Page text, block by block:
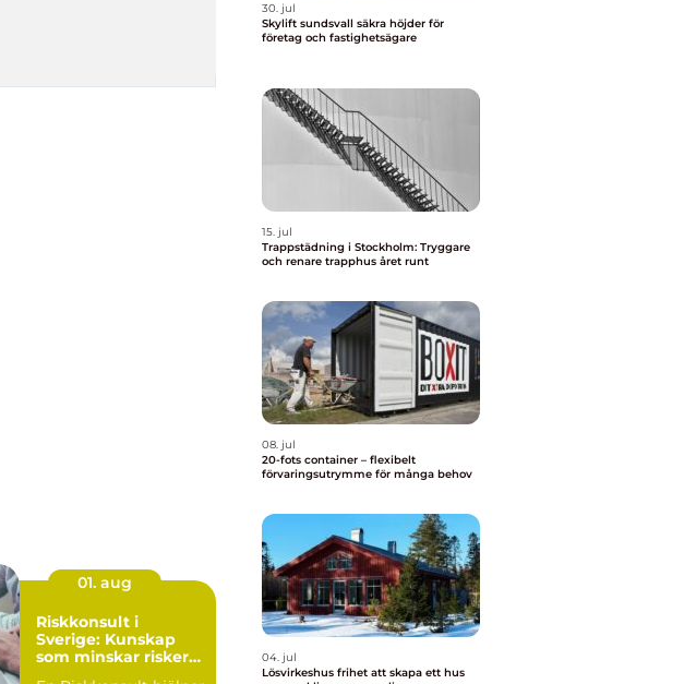
01. aug
Riskkonsult i
Sverige: Kunskap
som minskar risker
30. jul
Skylift sundsvall säkra höjder för
företag och fastighetsägare
15. jul
Trappstädning i Stockholm: Tryggare
och renare trapphus året runt
08. jul
20-fots container – flexibelt
förvaringsutrymme för många behov
04. jul
Lösvirkeshus frihet att skapa ett hus